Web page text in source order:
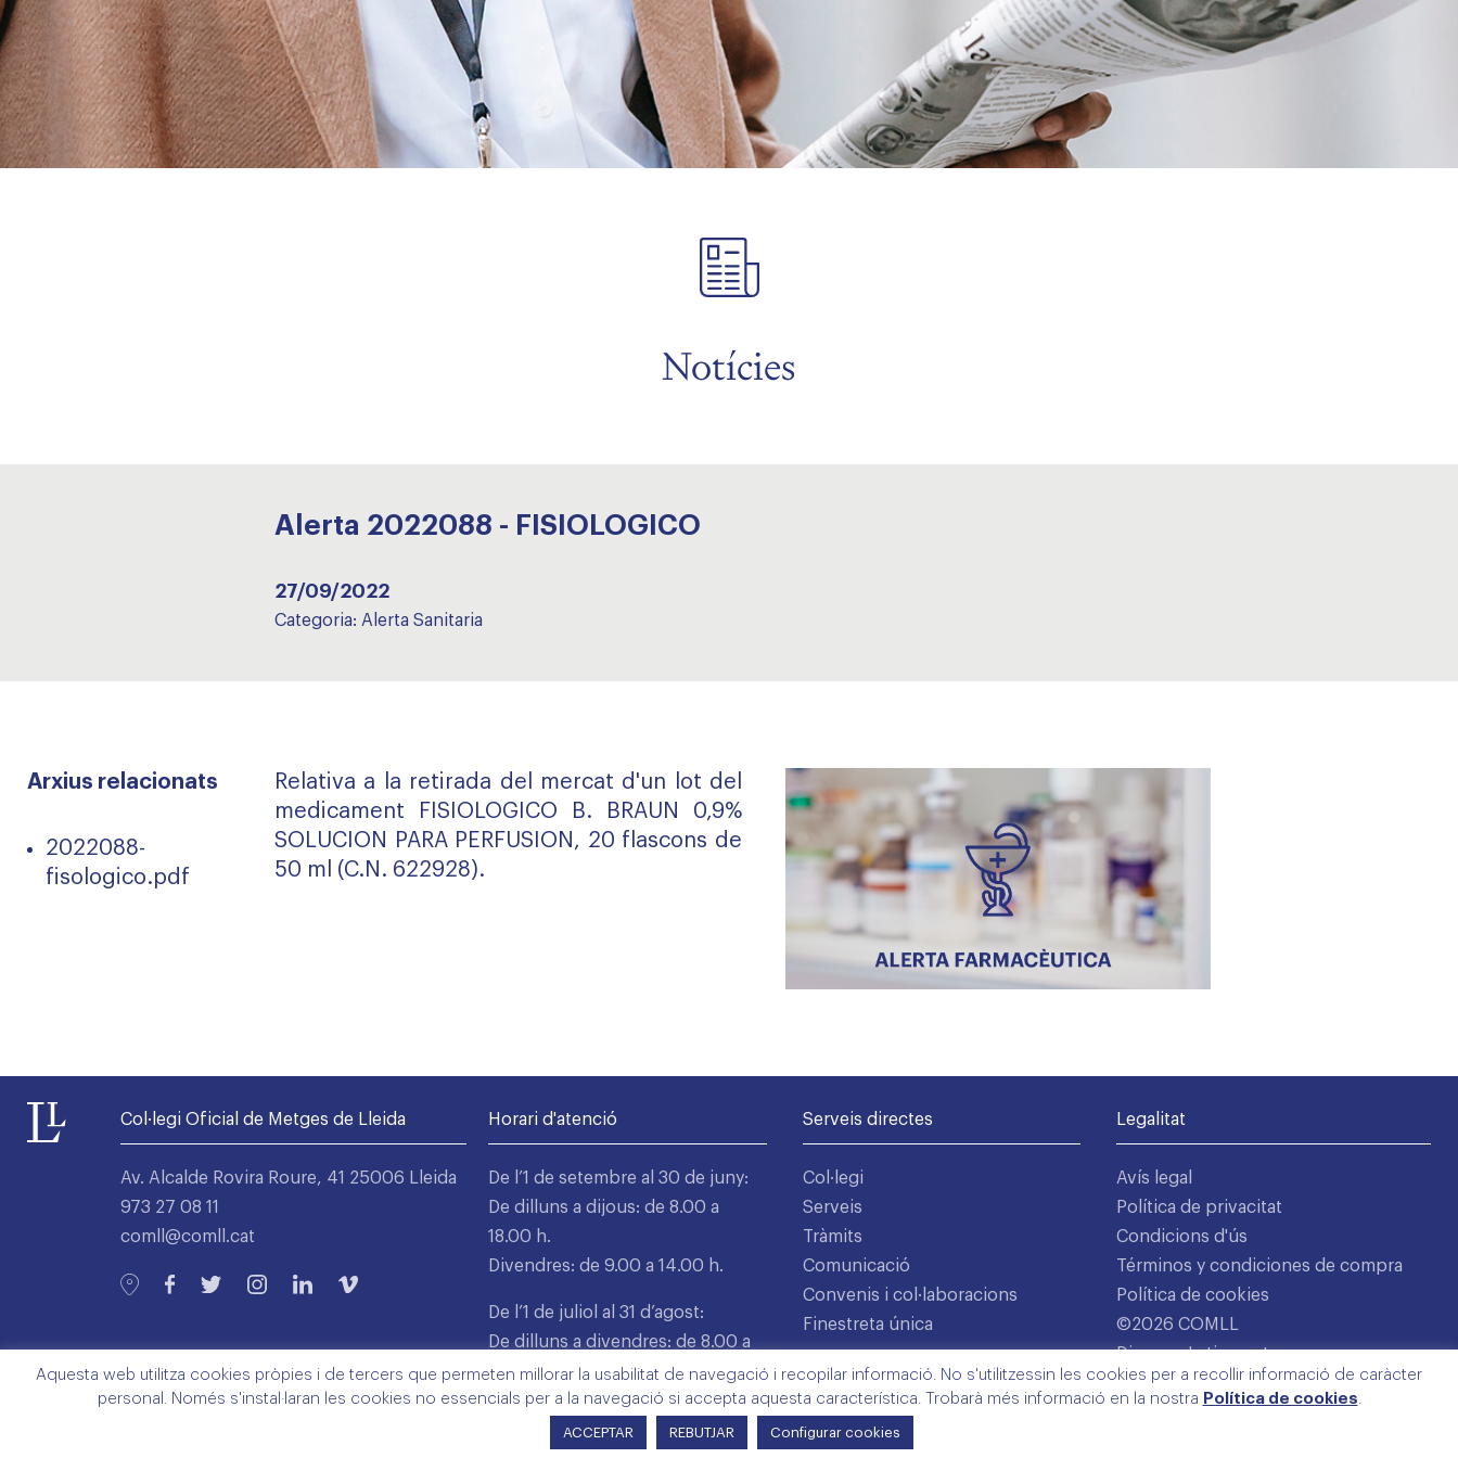
Notícies
Alerta 2022088 - FISIOLOGICO
27/09/2022
Categoria: Alerta Sanitaria
Arxius relacionats
2022088-
fisologico.pdf
Relativa a la retirada del mercat d'un lot del
medicament FISIOLOGICO B. BRAUN 0,9%
SOLUCION PARA PERFUSION, 20 flascons de
50 ml (C.N. 622928).
Col·legi Oficial de Metges de Lleida
Av. Alcalde Rovira Roure, 41 25006 Lleida
973 27 08 11
comll@comll.cat
Horari d'atenció
De l’1 de setembre al 30 de juny:
De dilluns a dijous: de 8.00 a
18.00 h.
Divendres: de 9.00 a 14.00 h.
De l’1 de juliol al 31 d’agost:
De dilluns a divendres: de 8.00 a
15.00 h.
Serveis directes
Col·legi
Serveis
Tràmits
Comunicació
Convenis i col·laboracions
Finestreta única
Legalitat
Avís legal
Política de privacitat
Condicions d'ús
Términos y condiciones de compra
Política de cookies
©2026 COMLL
Disseny: Latipo.cat
Aquesta web utilitza cookies pròpies i de tercers que permeten millorar la usabilitat de navegació i recopilar informació. No s'utilitzessin les cookies per a recollir informació de caràcter
personal. Només s'instal·laran les cookies no essencials per a la navegació si accepta aquesta característica. Trobarà més informació en la nostra Política de cookies.
ACCEPTAR REBUTJAR Configurar cookies